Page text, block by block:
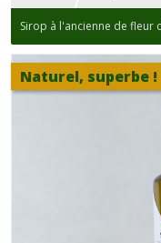
Sirop à l'ancienne de fleur
Naturel, superbe !